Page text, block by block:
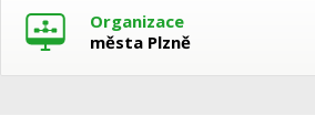
Organizace
města Plzně